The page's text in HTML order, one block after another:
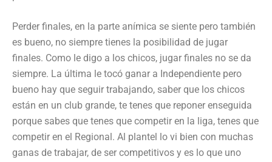
Perder finales, en la parte anímica se siente pero también
es bueno, no siempre tienes la posibilidad de jugar
finales. Como le digo a los chicos, jugar finales no se da
siempre. La última le tocó ganar a Independiente pero
bueno hay que seguir trabajando, saber que los chicos
están en un club grande, te tenes que reponer enseguida
porque sabes que tenes que competir en la liga, tenes que
competir en el Regional. Al plantel lo vi bien con muchas
ganas de trabajar, de ser competitivos y es lo que uno